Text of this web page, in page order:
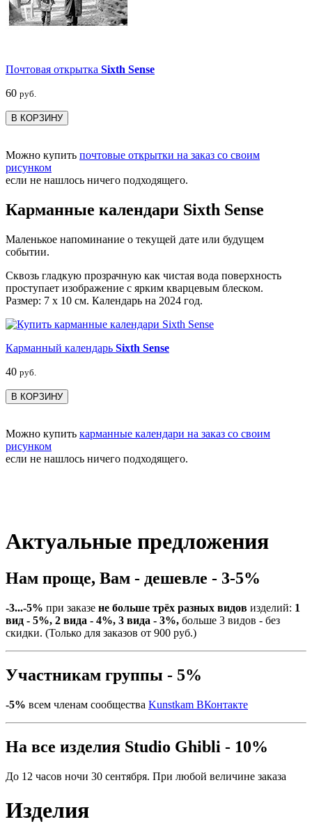
Почтовая открытка Sixth Sense
60 руб.
В КОРЗИНУ
Можно купить почтовые открытки на заказ со своим
рисунком
если не нашлось ничего подходящего.
Карманные календари Sixth Sense
Маленькое напоминание о текущей дате или будущем
событии.
Сквозь гладкую прозрачную как чистая вода поверхность
проступает изображение с ярким кварцевым блеском.
Размер: 7 х 10 см. Календарь на 2024 год.
Карманный календарь Sixth Sense
40 руб.
В КОРЗИНУ
Можно купить карманные календари на заказ со своим
рисунком
если не нашлось ничего подходящего.
Актуальные предложения
Нам проще, Вам - дешевле - 3-5%
-3...-5% при заказе не больше трёх разных видов изделий: 1
вид - 5%, 2 вида - 4%, 3 вида - 3%, больше 3 видов - без
скидки. (Только для заказов от 900 руб.)
Участникам группы - 5%
-5% всем членам сообщества Kunstkam ВКонтакте
На все изделия Studio Ghibli - 10%
До 12 часов ночи 30 сентября. При любой величине заказа
Изделия